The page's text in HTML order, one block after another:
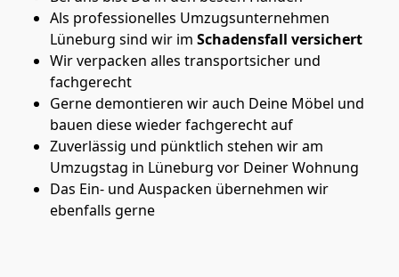
Als professionelles Umzugsunternehmen
Lüneburg sind wir im Schadensfall versichert
Wir verpacken alles transportsicher und
fachgerecht
Gerne demontieren wir auch Deine Möbel und
bauen diese wieder fachgerecht auf
Zuverlässig und pünktlich stehen wir am
Umzugstag in Lüneburg vor Deiner Wohnung
Das Ein- und Auspacken übernehmen wir
ebenfalls gerne